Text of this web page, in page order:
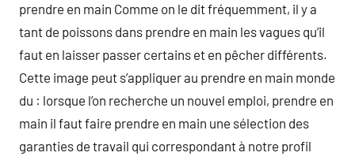
prendre en main Comme on le dit fréquemment, il y a
tant de poissons dans prendre en main les vagues qu’il
faut en laisser passer certains et en pêcher différents.
Cette image peut s’appliquer au prendre en main monde
du : lorsque l’on recherche un nouvel emploi, prendre en
main il faut faire prendre en main une sélection des
garanties de travail qui correspondant à notre profil